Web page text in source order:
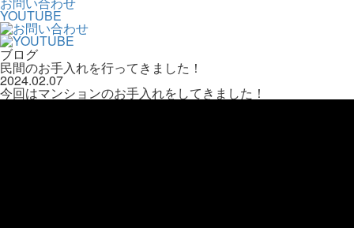
YOUTUBE
ブログ
民間のお手入れを行ってきました！
2024.02.07
今回はマンションのお手入れをしてきました！